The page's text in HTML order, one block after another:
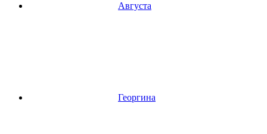
Августа
Георгина